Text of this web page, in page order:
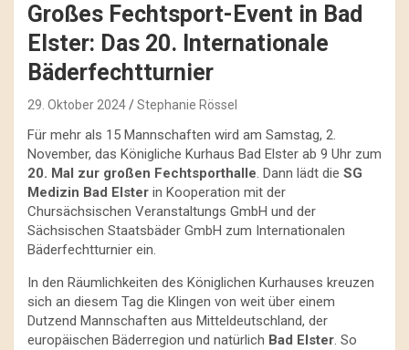
Großes Fechtsport-Event in Bad
Elster: Das 20. Internationale
Bäderfechtturnier
29. Oktober 2024 Stephanie Rössel
Für mehr als 15 Mannschaften wird am Samstag, 2.
November, das Königliche Kurhaus Bad Elster ab 9 Uhr zum
20. Mal zur großen Fechtsporthalle. Dann lädt die SG
Medizin Bad Elster in Kooperation mit der
Chursächsischen Veranstaltungs GmbH und der
Sächsischen Staatsbäder GmbH zum Internationalen
Bäderfechtturnier ein.
In den Räumlichkeiten des Königlichen Kurhauses kreuzen
sich an diesem Tag die Klingen von weit über einem
Dutzend Mannschaften aus Mitteldeutschland, der
europäischen Bäderregion und natürlich Bad Elster. So